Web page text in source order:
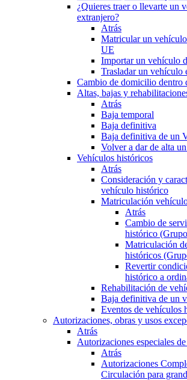
¿Quieres traer o llevarte un
extranjero?
Atrás
Matricular un
UE
Importar un vehículo
Trasladar un vehículo
Cambio de domicilio dentro
Altas, bajas y
Atrás
Baja temporal
Baja definitiva
Baja definitiva de un
Volver a dar de alta
Vehículos históricos
Atrás
Consideración y
vehículo histórico
Matriculación
Atrás
Cambio de
histórico
Matriculación
históricos
Revertir
histórico a
Rehabilitación de
Baja definitiva de un
Eventos de vehículos
Autorizaciones, obras y usos
Atrás
Autorizaciones especiales
Atrás
Autorizaciones
Circulación para